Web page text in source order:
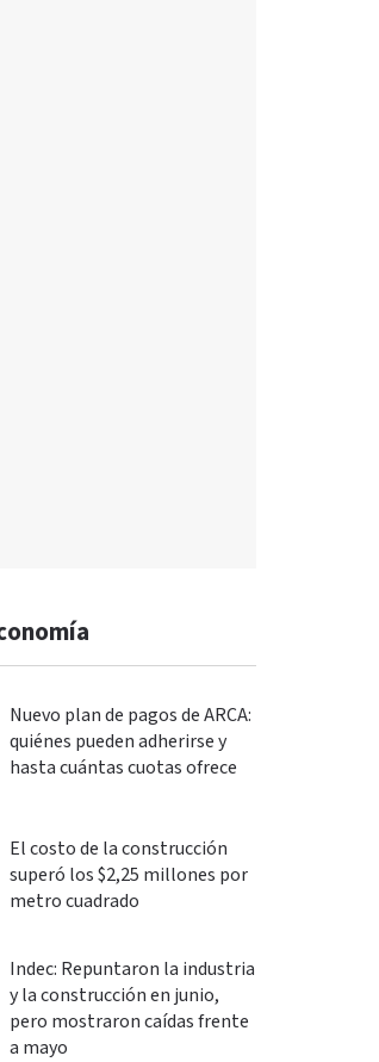
Nuevo plan de pagos de ARCA:
quiénes pueden adherirse y
hasta cuántas cuotas ofrece
El costo de la construcción
superó los $2,25 millones por
metro cuadrado
Indec: Repuntaron la industria
y la construcción en junio,
pero mostraron caídas frente
a mayo